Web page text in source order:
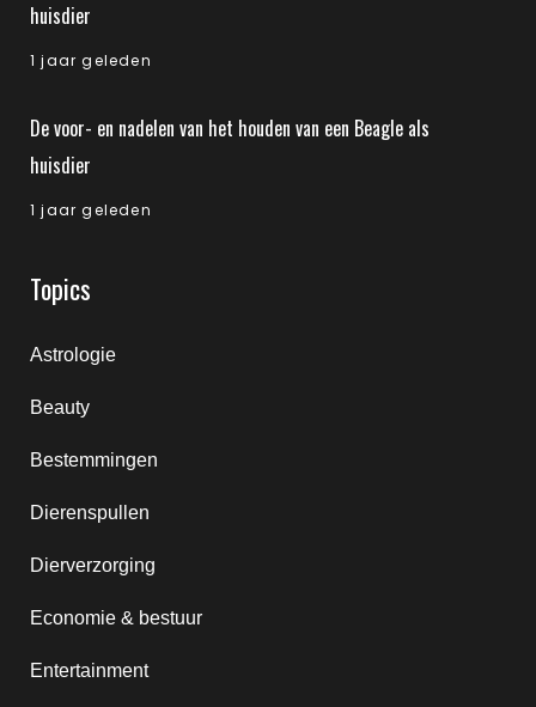
huisdier
1 jaar geleden
De voor- en nadelen van het houden van een Beagle als
huisdier
1 jaar geleden
Topics
Astrologie
Beauty
Bestemmingen
Dierenspullen
Dierverzorging
Economie & bestuur
Entertainment